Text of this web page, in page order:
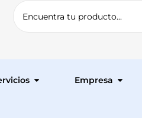
Empresa